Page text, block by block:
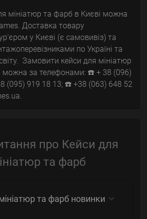
мініатюр та фарб в Києві можна
Доставка товару
у Києві (є самовивіз) та
по Україні та
Замовити кейси для мініатюр
можна за телефонами: ☎️ + 38 (096)
(095) 919 18 13; ☎️ +38 (063) 648 52
про Кейси для
та фарб
та фарб новинки